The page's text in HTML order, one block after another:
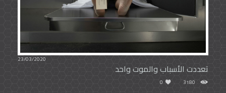
23/03/2020
تعددت الأسباب والموت واحد
3180
0